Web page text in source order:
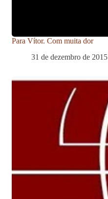
Para Vítor. Com muita dor
31 de dezembro de 2015